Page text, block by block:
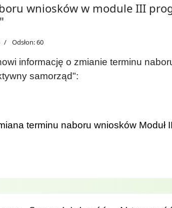
wniosków w module III
Odsłon: 60
informację o zmianie terminu
samorząd":
terminu naboru wniosków Moduł